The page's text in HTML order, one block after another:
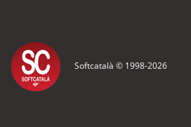
Softcatalà © 1998-2026